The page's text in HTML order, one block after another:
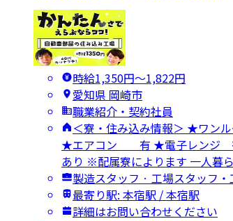
時給1,350円〜1,822円
愛知県 岡崎市
職業紹介・契約社員
＜寮・住み込み情報＞
★エアコン 有 ★電子レンジ 有 ※
あり ※配属寮によります 一人暮
製造スタッフ · 工場スタッフ
最寄り駅: 本宿駅 / 本宿駅
詳細はお問い合わせください